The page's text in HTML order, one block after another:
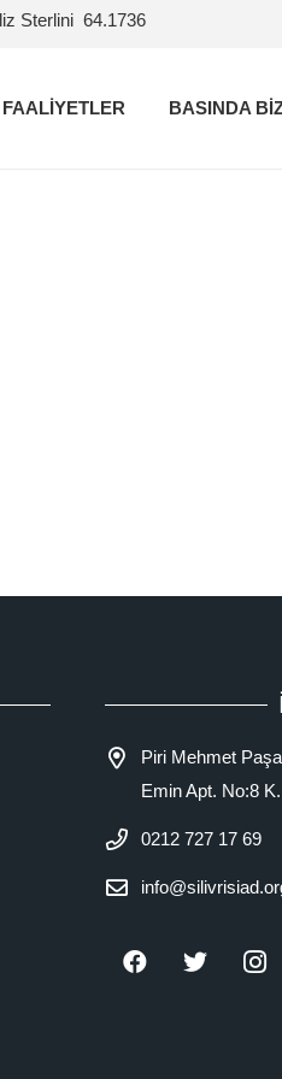
Sterlini 64.1736
FAALİYETLER BASINDA
Piri Mehmet
Emin Apt. No:8
0212 727 17 69